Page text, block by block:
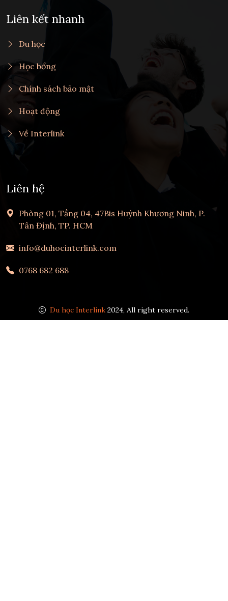
Liên kết nhanh
Du học
Học bổng
Chính sách bảo mật
Hoạt động
Về Interlink
Liên hệ
Phòng 01, Tầng 04, 47Bis Huỳnh Khương Ninh, P.
Tân Định, TP. HCM
info@duhocinterlink.com
0768 682 688
Du học Interlink 2024, All right reserved.